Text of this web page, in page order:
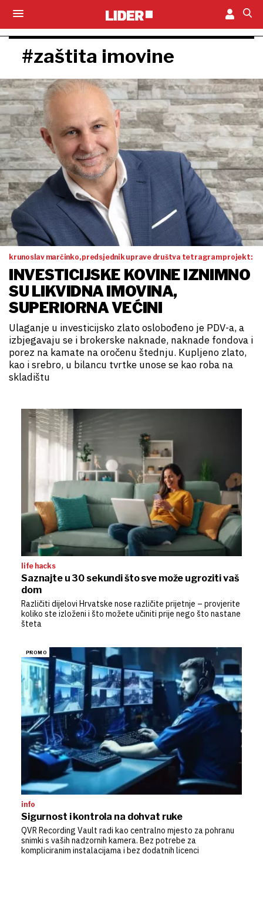
#zaštita imovine
krunoslav marčinko, predsjednik uprave društva tetragram projekt:
INVESTICIJSKE KOVINE IZNIMNO
SU LIKVIDNA IMOVINA,
SUPERIORNA VEĆINI
Ulaganje u investicijsko zlato oslobođeno je PDV-a, a
izbjegavaju se i brokerske naknade, naknade fondova i
porez na kamate na oročenu štednju. Kupljeno zlato,
kao i srebro, u bilancu tvrtke unose se kao roba na
skladištu
life hacks
Saznajte u 30 sekundi što sve može ugroziti vaš
dom
Različiti dijelovi Hrvatske nose različite prijetnje – provjerite
koliko ste izloženi i što možete učiniti prije nego što nastane
šteta
info
Sigurnost i kontrola na dohvat ruke
QVR Recording Vault radi kao centralno mjesto za pohranu
snimki s vaših nadzornih kamera. Bez potrebe za
kompliciranim instalacijama i bez dodatnih licenci